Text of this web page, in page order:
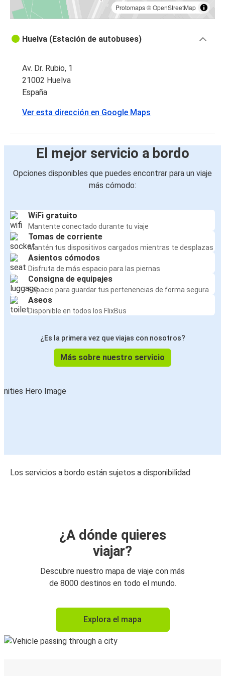
Protomaps©OpenStreetMap
Huelva (Estación de autobuses)
Av. Dr. Rubio, 1
21002 Huelva
España
Ver esta dirección en Google Maps
El mejor servicio a bordo
Opciones disponibles que puedes encontrar para un viaje
más cómodo:
WiFi gratuito
Mantente conectado durante tu viaje
Tomas de corriente
Mantén tus dispositivos cargados mientras te desplazas
Asientos cómodos
Disfruta de más espacio para las piernas
Consigna de equipajes
Espacio para guardar tus pertenencias de forma segura
Aseos
Disponible en todos los FlixBus
¿Es la primera vez que viajas con nosotros?
Más sobre nuestro servicio
Los servicios a bordo están sujetos a disponibilidad
¿A dónde quieres
viajar?
Descubre nuestro mapa de viaje con más
de 8000 destinos en todo el mundo.
Explora el mapa